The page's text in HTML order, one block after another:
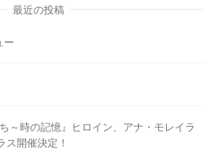
最近の投稿
ー
～時の記憶』ヒロイン、アナ・モレイラ
開催決定！